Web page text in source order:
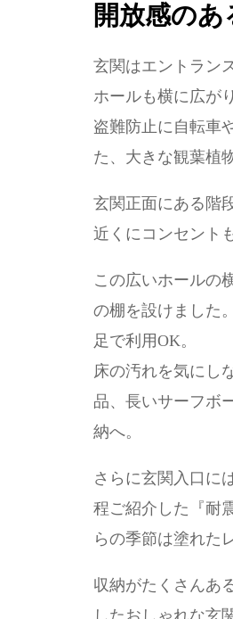
開放感の
玄関はエントラン
ホールも横に広が
盗難防止に自転車
た、大きな観葉植
玄関正面にある階
近くにコンセント
この広いホールの
の棚を設けました
足で利用OK。
床の汚れを気にし
品、長いサーフボ
納へ。
さらに玄関入口に
程ご紹介した『耐
らの季節は塗れた
収納がたくさんあ